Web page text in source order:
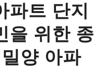
파트 단지
을 위한 종
양 아파